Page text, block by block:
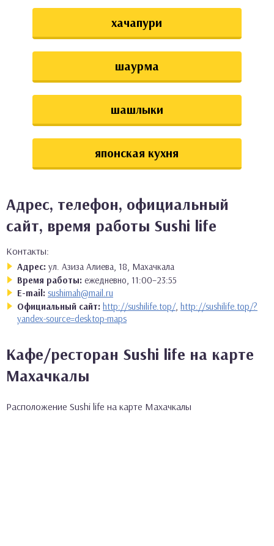
хачапури
шаурма
шашлыки
японская кухня
Адрес, телефон, официальный
сайт, время работы Sushi life
Контакты:
Адрес: ул. Азиза Алиева, 18, Махачкала
Время работы: ежедневно, 11:00–23:55
E-mail: sushimah@mail.ru
Официальный сайт: http://sushilife.top/, http://sushilife.top/?
yandex-source=desktop-maps
Кафе/ресторан Sushi life на карте
Махачкалы
Расположение Sushi life на карте Махачкалы